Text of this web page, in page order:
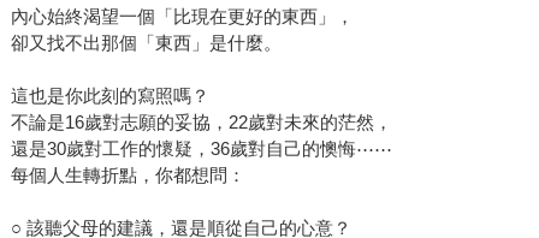
內心始終渴望一個「比現在更好的東西」，
卻又找不出那個「東西」是什麼。
這也是你此刻的寫照嗎？
不論是16歲對志願的妥協，22歲對未來的茫然，
還是30歲對工作的懷疑，36歲對自己的懊悔⋯⋯
每個人生轉折點，你都想問：
○ 該聽父母的建議，還是順從自己的心意？